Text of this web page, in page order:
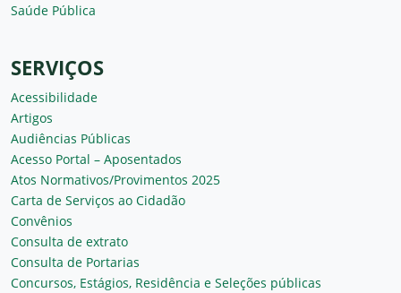
Saúde Pública
SERVIÇOS
Acessibilidade
Artigos
Audiências Públicas
Acesso Portal – Aposentados
Atos Normativos/Provimentos 2025
Carta de Serviços ao Cidadão
Convênios
Consulta de extrato
Consulta de Portarias
Concursos, Estágios, Residência e Seleções públicas